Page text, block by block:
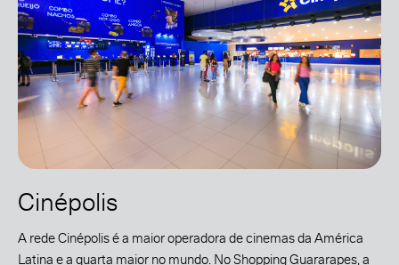
Cinépolis
A rede Cinépolis é a maior operadora de cinemas da América
Latina e a quarta maior no mundo. No Shopping Guararapes, a